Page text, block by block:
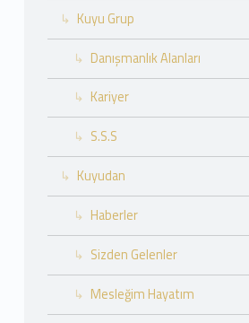
Kuyu Grup
Danışmanlık Alanları
Kariyer
S.S.S
Kuyudan
Haberler
Sizden Gelenler
Mesleğim Hayatım